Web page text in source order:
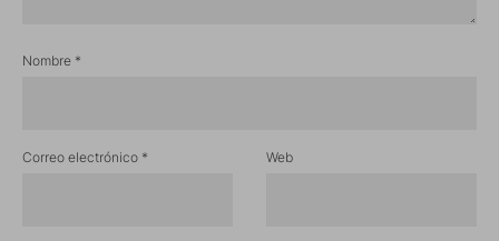
Nombre *
Correo electrónico * Web